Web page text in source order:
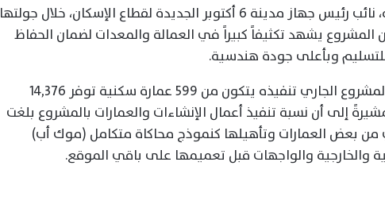
وصرحت المهندسة رانيا عبد الله، نائب رئيس جهاز مدينة 6 أكتوبر الجديدة لقطاع الإسكان، خلال جولتها
المشروع يشهد تكثيفاً كبيراً في العمالة والمعدات لضمان الحفاظ
وبأعلى جودة هندسية.
وأوضحت نائب رئيس الجهاز أن المشروع الجاري تنفيذه يتكون من 599 عمارة سكنية توفر 14,376
إلى أن نسبة تنفيذ أعمال الإنشاءات والعمارات بالمشروع بلغت
من بعض العمارات وتأهيلها كنموذج محاكاة متكامل (موك أب)
والخارجية والواجهات قبل تعميمها على باقي الموقع.